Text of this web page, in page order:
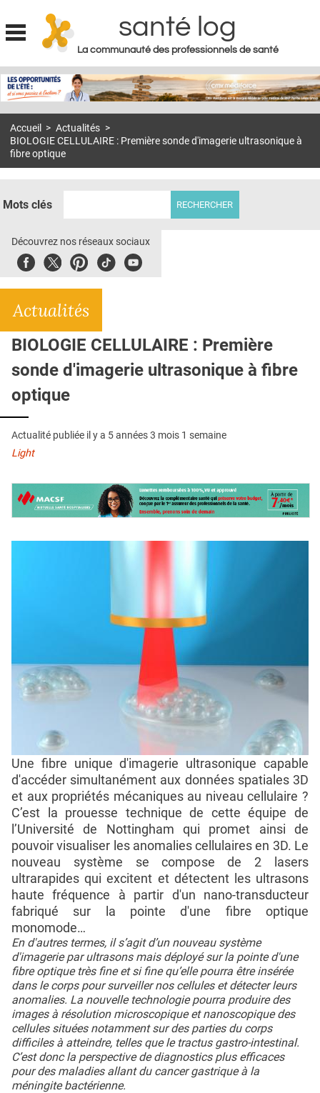
Jump to navigation
santé log
La communauté des professionnels de santé
MON COMPTE
S'ABONNER À LA REVUE SOIN À DOMICILE
ACTUS
E-REVUE SAD
THÉMA
CRÉDITS
Accueil > Actualités >
BIOLOGIE CELLULAIRE : Première sonde d'imagerie ultrasonique à
fibre optique
Mots clés
Découvrez nos réseaux sociaux
FacebookTwitterPinterest
TiktokYoubute
Actualités
BIOLOGIE CELLULAIRE : Première
sonde d'imagerie ultrasonique à fibre
optique
Actualité publiée il y a 5 années 3 mois 1 semaine
Light
Une fibre unique d'imagerie ultrasonique capable
d'accéder simultanément aux données spatiales 3D
et aux propriétés mécaniques au niveau cellulaire ?
C’est la prouesse technique de cette équipe de
l’Université de Nottingham qui promet ainsi de
pouvoir visualiser les anomalies cellulaires en 3D. Le
nouveau système se compose de 2 lasers
ultrarapides qui excitent et détectent les ultrasons
haute fréquence à partir d'un nano-transducteur
fabriqué sur la pointe d'une fibre optique
monomode…
En d'autres termes, il s’agit d’un nouveau système
d'imagerie par ultrasons mais déployé sur la pointe d'une
fibre optique très fine et si fine qu’elle pourra être insérée
dans le corps pour surveiller nos cellules et détecter leurs
anomalies. La nouvelle technologie pourra produire des
images à résolution microscopique et nanoscopique des
cellules situées notamment sur des parties du corps
difficiles à atteindre, telles que le tractus gastro-intestinal.
C’est donc la perspective de diagnostics plus efficaces
pour des maladies allant du cancer gastrique à la
méningite bactérienne.